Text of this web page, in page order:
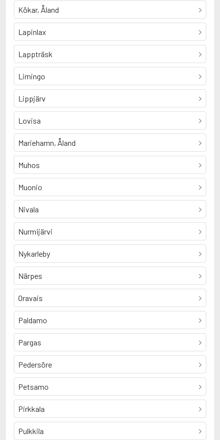
Kökar, Åland
Lapinlax
Lappträsk
Limingo
Lippjärv
Lovisa
Mariehamn, Åland
Muhos
Muonio
Nivala
Nurmijärvi
Nykarleby
Närpes
Oravais
Paldamo
Pargas
Pedersöre
Petsamo
Pirkkala
Pulkkila